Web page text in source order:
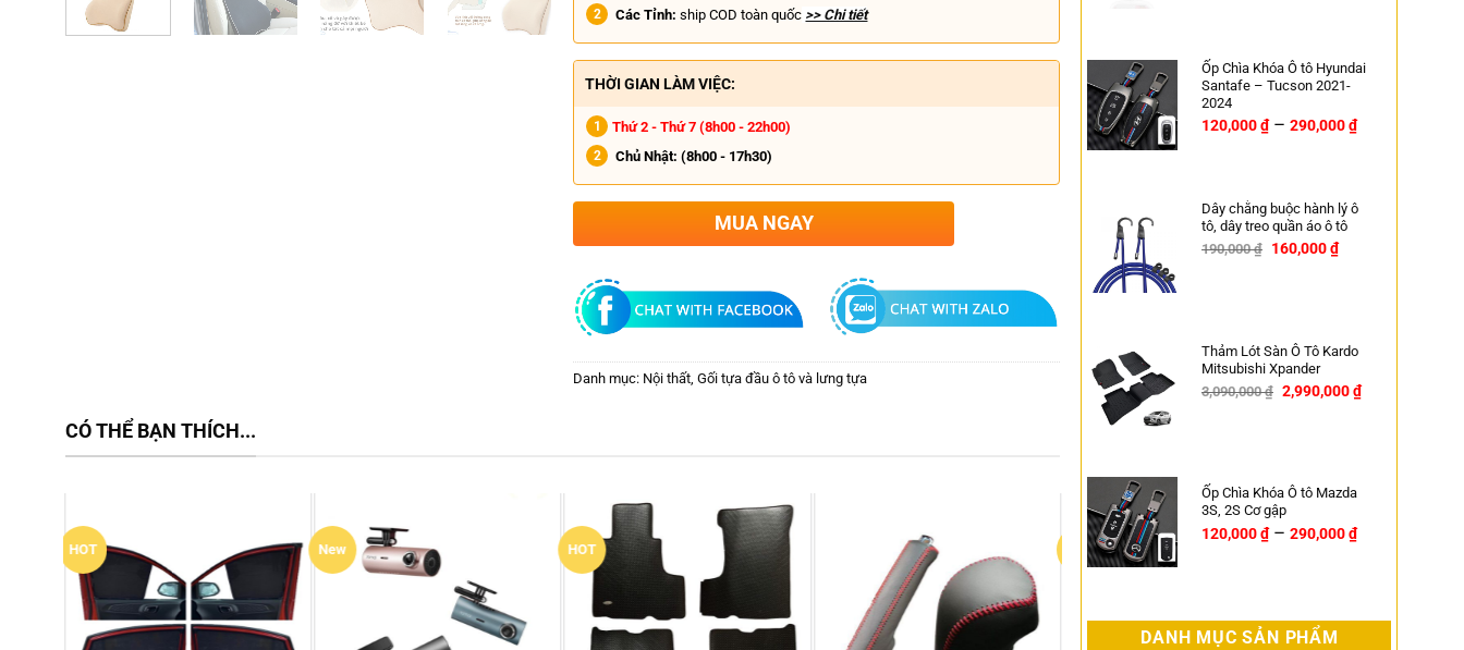
Các Tỉnh: ship COD toàn quốc >> Chi tiết
THỜI GIAN LÀM VIỆC:
Thứ 2 - Thứ 7 (8h00 - 22h00)
Chủ Nhật: (8h00 - 17h30)
MUA NGAY
Danh mục: Nội thất ,Gối tựa đầu ô tô và lưng tựa
CÓ THỂ BẠN THÍCH...
HOT New New
Ốp Chìa Khóa Ô tô Hyundai
Santafe – Tucson 2021-
2024
120,000₫ – 290,000₫
Dây chằng buộc hành lý ô
tô, dây treo quần áo ô tô
190,000₫ 160,000₫
Thảm Lót Sàn Ô Tô Kardo
Mitsubishi Xpander
3,090,000₫ 2,990,000₫
Ốp Chìa Khóa Ô tô Mazda
3S, 2S Cơ gập
120,000₫ – 290,000₫
DANH MỤC SẢN PHẨM